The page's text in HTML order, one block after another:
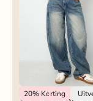
20% Korting
Rokjeklokje